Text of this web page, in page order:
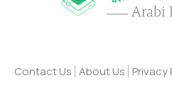
Contact Us About Us Privacy